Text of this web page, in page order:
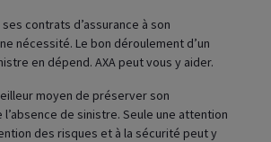
contrats d’assurance à son
nécessité. Le bon déroulement d’un
en dépend. AXA peut vous y aider.
moyen de préserver son
de sinistre. Seule une attention
des risques et à la sécurité peut y